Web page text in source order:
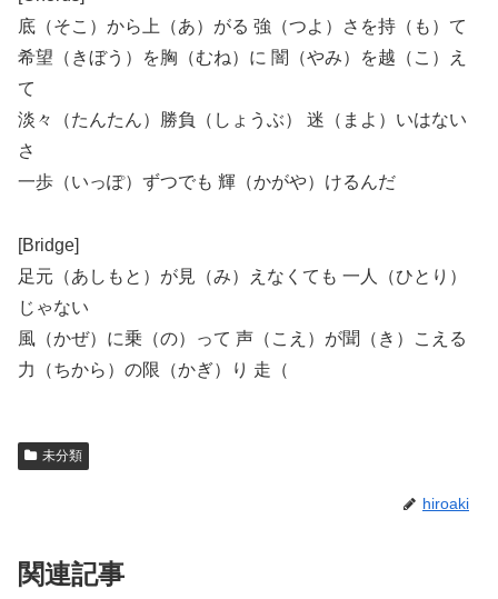
底（そこ）から上（あ）がる 強（つよ）さを持（も）て
希望（きぼう）を胸（むね）に 闇（やみ）を越（こ）え
て
淡々（たんたん）勝負（しょうぶ） 迷（まよ）いはない
さ
一歩（いっぽ）ずつでも 輝（かがや）けるんだ
[Bridge]
足元（あしもと）が見（み）えなくても 一人（ひとり）
じゃない
風（かぜ）に乗（の）って 声（こえ）が聞（き）こえる
力（ちから）の限（かぎ）り 走（
未分類
hiroaki
関連記事